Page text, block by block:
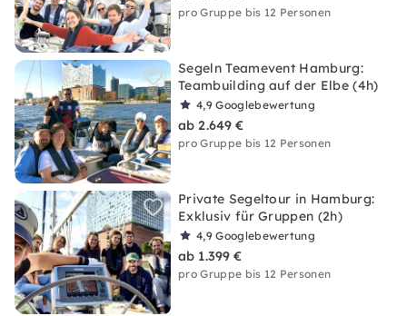
pro Gruppe bis 12 Personen
Segeln Teamevent Hamburg:
Teambuilding auf der Elbe (4h)
4,9Googlebewertung
ab 2.649 €
pro Gruppe bis 12 Personen
Private Segeltour in Hamburg:
Exklusiv für Gruppen (2h)
4,9Googlebewertung
ab 1.399 €
pro Gruppe bis 12 Personen